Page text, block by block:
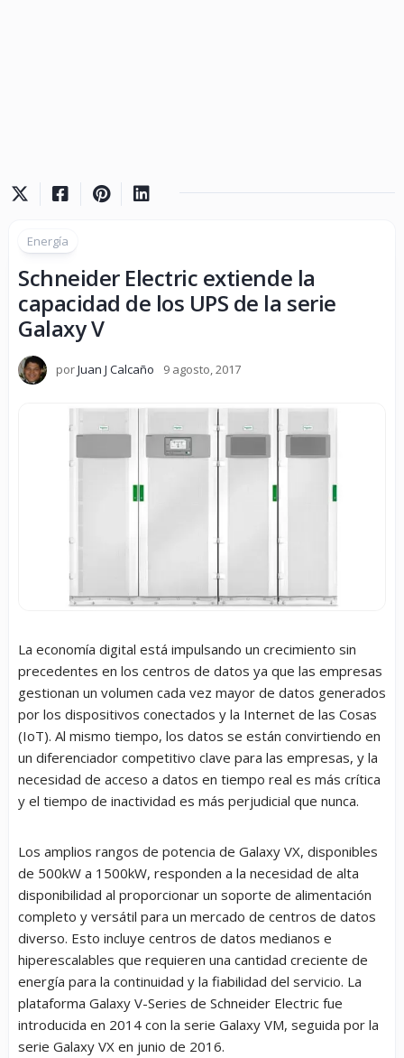
Energía
Schneider Electric extiende la
capacidad de los UPS de la serie
Galaxy V
porJuan J Calcaño 9 agosto, 2017
La economía digital está impulsando un crecimiento sin
precedentes en los centros de datos ya que las empresas
gestionan un volumen cada vez mayor de datos generados
por los dispositivos conectados y la Internet de las Cosas
(IoT). Al mismo tiempo, los datos se están convirtiendo en
un diferenciador competitivo clave para las empresas, y la
necesidad de acceso a datos en tiempo real es más crítica
y el tiempo de inactividad es más perjudicial que nunca.
Los amplios rangos de potencia de Galaxy VX, disponibles
de 500kW a 1500kW, responden a la necesidad de alta
disponibilidad al proporcionar un soporte de alimentación
completo y versátil para un mercado de centros de datos
diverso. Esto incluye centros de datos medianos e
hiperescalables que requieren una cantidad creciente de
energía para la continuidad y la fiabilidad del servicio. La
plataforma Galaxy V-Series de Schneider Electric fue
introducida en 2014 con la serie Galaxy VM, seguida por la
serie Galaxy VX en junio de 2016.